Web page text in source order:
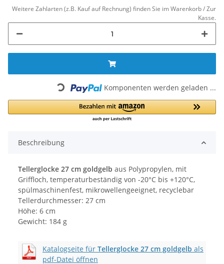
Weitere Zahlarten (z.B. Kauf auf Rechnung) finden Sie im Warenkorb / Zur
Kasse.
Loading... Komponenten werden geladen ...
Beschreibung
Tellerglocke 27 cm goldgelb aus Polypropylen, mit
Griffloch, temperaturbeständig von -20°C bis +120°C,
spülmaschinenfest, mikrowellengeeignet, recyclebar
Tellerdurchmesser: 27 cm
Höhe: 6 cm
Gewicht: 184 g
Katalogseite für Tellerglocke 27 cm goldgelb als
pdf-Datei öffnen